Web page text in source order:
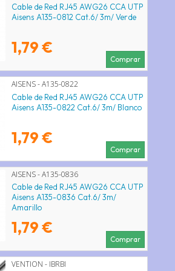
Cable de Red RJ45 AWG26 CCA UTP
Aisens A135-0812 Cat.6/ 3m/ Verde
1,79 €
Comprar
AISENS - A135-0822
Cable de Red RJ45 AWG26 CCA UTP
Aisens A135-0822 Cat.6/ 3m/ Blanco
1,79 €
Comprar
AISENS - A135-0836
Cable de Red RJ45 AWG26 CCA UTP
Aisens A135-0836 Cat.6/ 3m/
Amarillo
1,79 €
Comprar
VENTION - IBRBI